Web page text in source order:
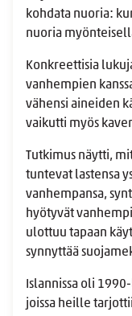
kohdata nuoria:
nuoria
Konkreettisia
vanhempien
vähensi aineiden
vaikutti myös
Tutkimus näytti,
tuntevat lastensa
vanhempansa,
hyötyvät
ulottuu tapaan
synnyttää
Islannissa oli
joissa heille